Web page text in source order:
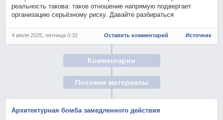
реальность такова: такое отношение напрямую подвергает
организацию серьёзному риску. Давайте разбираться
4 июля 2025, пятница 0:32 Оставить комментарий Источник
Комментарии
Похожие материалы
Архитектурная бомба замедленного действия